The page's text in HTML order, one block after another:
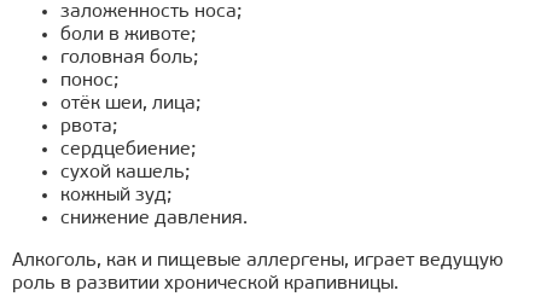
заложенность носа;
боли в животе;
головная боль;
понос;
отёк шеи, лица;
рвота;
сердцебиение;
сухой кашель;
кожный зуд;
снижение давления.
Алкоголь, как и пищевые аллергены, играет ведущую
роль в развитии хронической крапивницы.